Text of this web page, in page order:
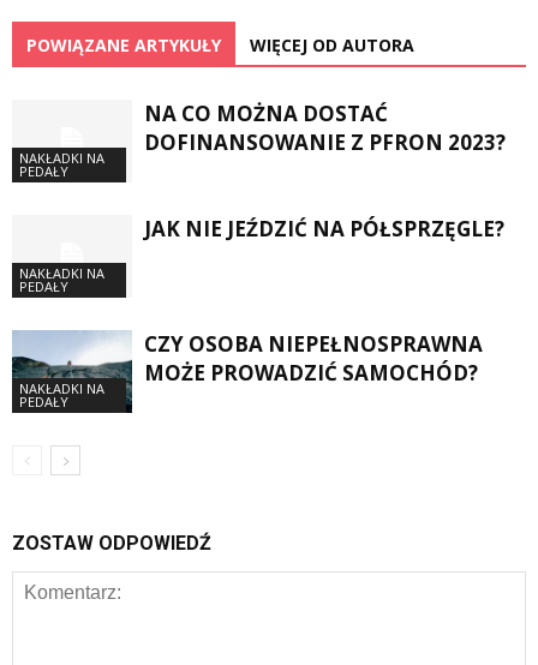
POWIĄZANE ARTYKUŁY WIĘCEJ OD AUTORA
NAKŁADKI NA
PEDAŁY
NA CO MOŻNA DOSTAĆ
DOFINANSOWANIE Z PFRON 2023?
NAKŁADKI NA
PEDAŁY
JAK NIE JEŹDZIĆ NA PÓŁSPRZĘGLE?
NAKŁADKI NA
PEDAŁY
CZY OSOBA NIEPEŁNOSPRAWNA
MOŻE PROWADZIĆ SAMOCHÓD?
ZOSTAW ODPOWIEDŹ